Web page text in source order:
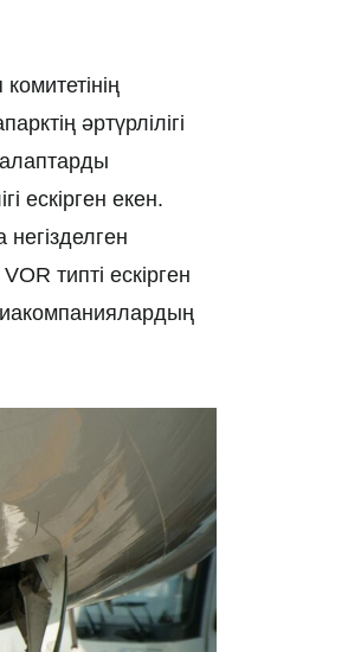
әртүрлілігі
ескірген екен.
типті ескірген